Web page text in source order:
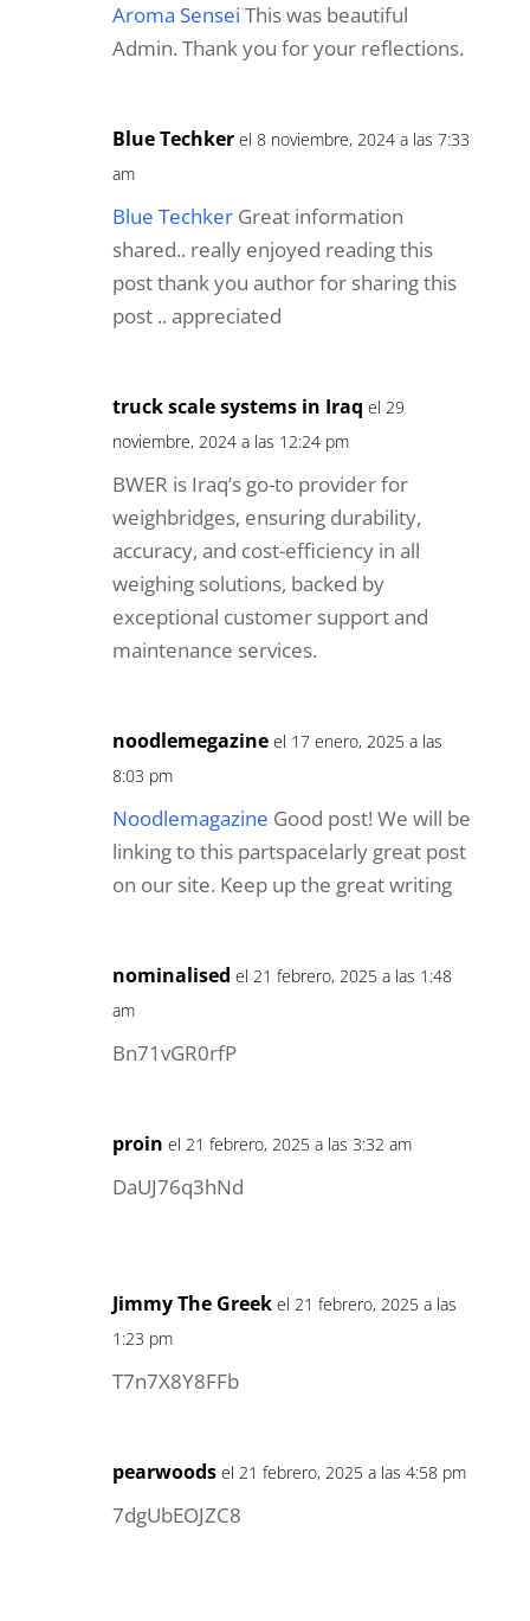
Aroma Sensei This was beautiful
Admin. Thank you for your reflections.
Blue Techker el 8 noviembre, 2024 a las 7:33
am
Blue TechkerGreat information
shared.. really enjoyed reading this
post thank you author for sharing this
post .. appreciated
truck scale systems in Iraq el 29
noviembre, 2024 a las 12:24 pm
BWER is Iraq’s go-to provider for
weighbridges, ensuring durability,
accuracy, and cost-efficiency in all
weighing solutions, backed by
exceptional customer support and
maintenance services.
noodlemegazine el 17 enero, 2025 a las
8:03 pm
Noodlemagazine Good post! We will be
linking to this partspacelarly great post
on our site. Keep up the great writing
nominalised el 21 febrero, 2025 a las 1:48
am
Bn71vGR0rfP
proin el 21 febrero, 2025 a las 3:32 am
DaUJ76q3hNd
Jimmy The Greek el 21 febrero, 2025 a las
1:23 pm
T7n7X8Y8FFb
pearwoods el 21 febrero, 2025 a las 4:58 pm
7dgUbEOJZC8